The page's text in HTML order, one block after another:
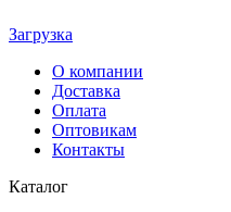
Загрузка
О компании
Доставка
Оплата
Оптовикам
Контакты
Каталог